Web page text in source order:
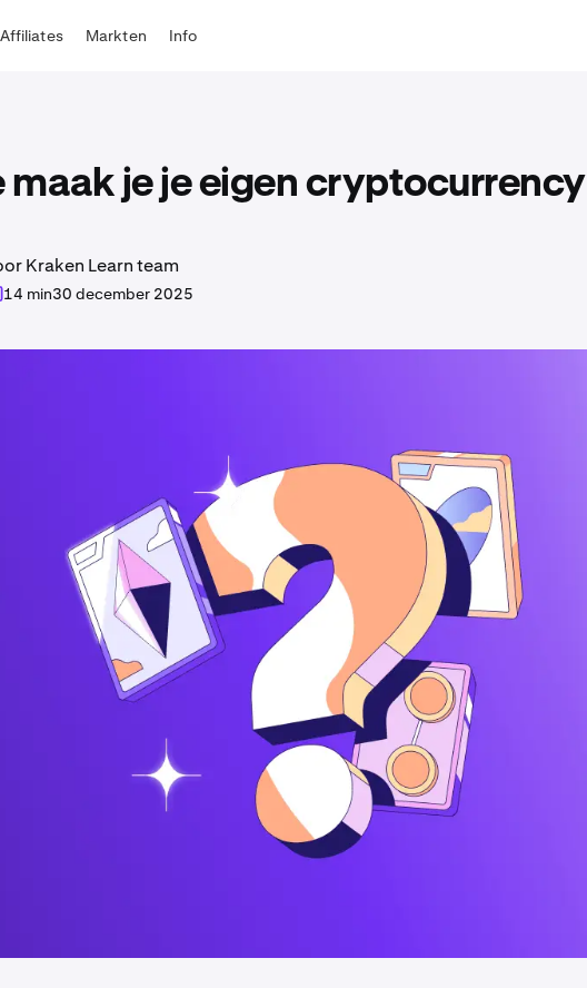
Affiliates Markten Info
maak je je eigen cryptocurrency
Kraken Learn team
14 min30 december 2025